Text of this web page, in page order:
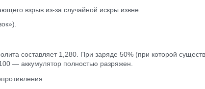
взрыв из-за случайной искры извне.
составляет 1,280. При заряде 50% (при которой
— аккумулятор полностью разряжен.